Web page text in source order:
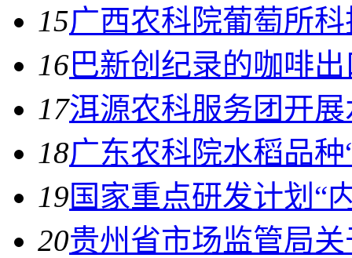
15广西农科院葡萄所
16巴新创纪录的咖啡
17洱源农科服务团开
18广东农科院水稻品
19国家重点研发计划“
20贵州省市场监管局